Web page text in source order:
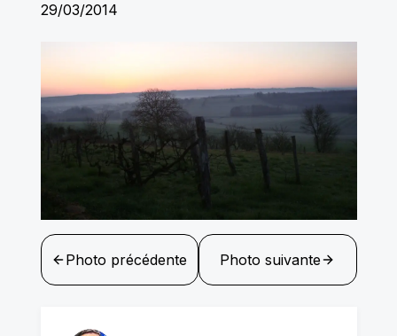
29/03/2014
Photo précédente Photo suivante